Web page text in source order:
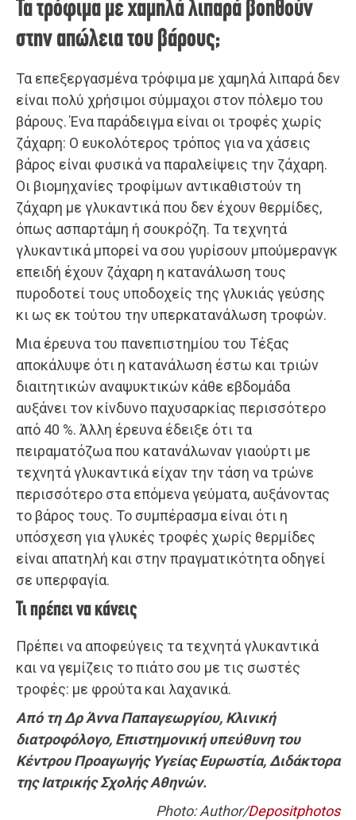
Τα τρόφιμα με χαμηλά λιπαρά βοηθούν
στην απώλεια του βάρους;
Τα επεξεργασμένα τρόφιμα με χαμηλά λιπαρά δεν
είναι πολύ χρήσιμοι σύμμαχοι στον πόλεμο του
βάρους. Ένα παράδειγμα είναι οι τροφές χωρίς
ζάχαρη: Ο ευκολότερος τρόπος για να χάσεις
βάρος είναι φυσικά να παραλείψεις την ζάχαρη.
Οι βιομηχανίες τροφίμων αντικαθιστούν τη
ζάχαρη με γλυκαντικά που δεν έχουν θερμίδες,
όπως ασπαρτάμη ή σουκρόζη. Τα τεχνητά
γλυκαντικά μπορεί να σου γυρίσουν μπούμερανγκ
επειδή έχουν ζάχαρη η κατανάλωση τους
πυροδοτεί τους υποδοχείς της γλυκιάς γεύσης
κι ως εκ τούτου την υπερκατανάλωση τροφών.
Μια έρευνα του πανεπιστημίου του Τέξας
αποκάλυψε ότι η κατανάλωση έστω και τριών
διαιτητικών αναψυκτικών κάθε εβδομάδα
αυξάνει τον κίνδυνο παχυσαρκίας περισσότερο
από 40 %. Άλλη έρευνα έδειξε ότι τα
πειραματόζωα που κατανάλωναν γιαούρτι με
τεχνητά γλυκαντικά είχαν την τάση να τρώνε
περισσότερο στα επόμενα γεύματα, αυξάνοντας
το βάρος τους. Το συμπέρασμα είναι ότι η
υπόσχεση για γλυκές τροφές χωρίς θερμίδες
είναι απατηλή και στην πραγματικότητα οδηγεί
σε υπερφαγία.
Τι πρέπει να κάνεις
Πρέπει να αποφεύγεις τα τεχνητά γλυκαντικά
και να γεμίζεις το πιάτο σου με τις σωστές
τροφές: με φρούτα και λαχανικά.
Από τη Δρ Άννα Παπαγεωργίου, Κλινική
διατροφόλογο, Επιστημονική υπεύθυνη του
Κέντρου Προαγωγής Υγείας Ευρωστία, Διδάκτορα
της Ιατρικής Σχολής Αθηνών.
Photo: Author/Depositphotos